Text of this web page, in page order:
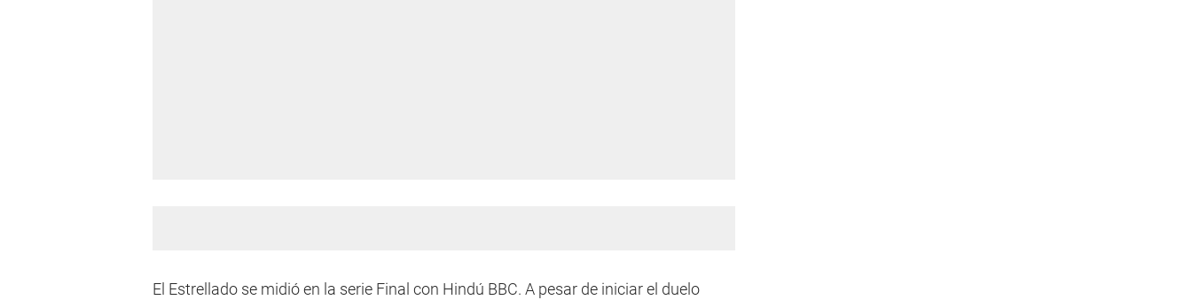
El Estrellado se midió en la serie Final con Hindú BBC. A pesar de iniciar el duelo